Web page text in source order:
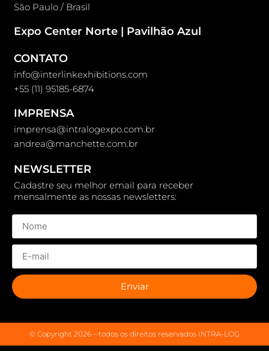
São Paulo / Brasil
Expo Center Norte | Pavilhão Azul
CONTATO
info@interlinkexhibitions.com
+55 (11) 95185-6874
IMPRENSA
imprensa@intralogexpo.com.br
andrea@manchette.com.br
NEWSLETTER
Cadastre seu melhor email para receber
mensalmente as nossas newsletters:
Enviar
© Copyright 2026 – todos os direitos reservados INTRA-LOG